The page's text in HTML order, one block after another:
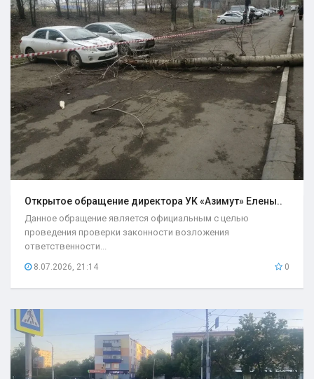
Открытое обращение директора УК «Азимут» Елены..
Данное обращение является официальным с целью
проведения проверки законности возложения
ответственности...
8.07.2026, 21:14 0